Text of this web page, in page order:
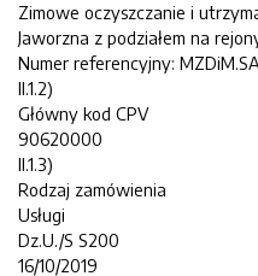
Zimowe oczyszczanie i
Jaworzna z podziałem na
Numer referencyjny:
II.1.2)
Główny kod CPV
90620000
II.1.3)
Rodzaj zamówienia
Usługi
Dz.U./S S200
16/10/2019